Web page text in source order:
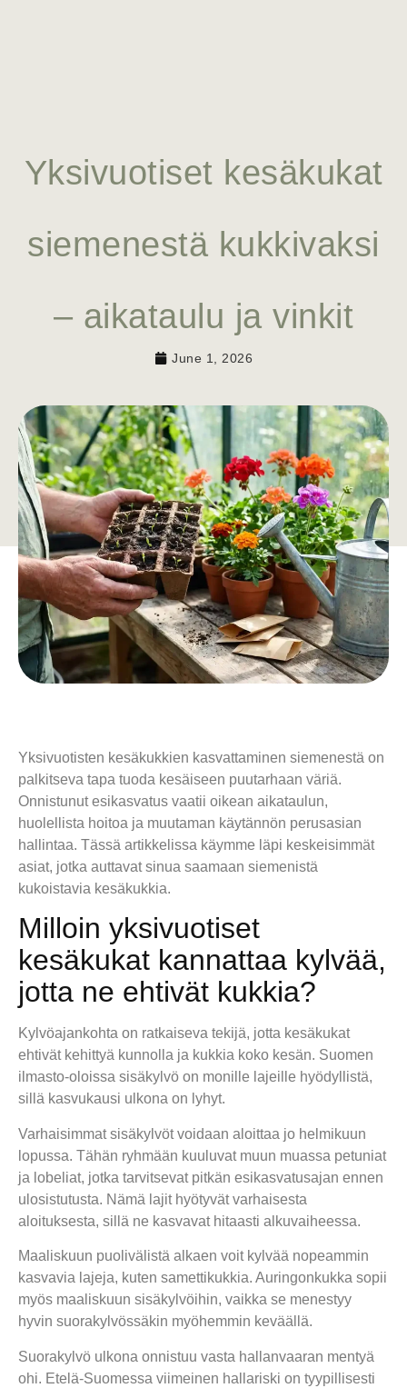
Yksivuotiset kesäkukat
siemenestä kukkivaksi
– aikataulu ja vinkit
June 1, 2026
Yksivuotisten kesäkukkien kasvattaminen siemenestä on
palkitseva tapa tuoda kesäiseen puutarhaan väriä.
Onnistunut esikasvatus vaatii oikean aikataulun,
huolellista hoitoa ja muutaman käytännön perusasian
hallintaa. Tässä artikkelissa käymme läpi keskeisimmät
asiat, jotka auttavat sinua saamaan siemenistä
kukoistavia kesäkukkia.
Milloin yksivuotiset
kesäkukat kannattaa kylvää,
jotta ne ehtivät kukkia?
Kylvöajankohta on ratkaiseva tekijä, jotta kesäkukat
ehtivät kehittyä kunnolla ja kukkia koko kesän. Suomen
ilmasto-oloissa sisäkylvö on monille lajeille hyödyllistä,
sillä kasvukausi ulkona on lyhyt.
Varhaisimmat sisäkylvöt voidaan aloittaa jo helmikuun
lopussa. Tähän ryhmään kuuluvat muun muassa petuniat
ja lobeliat, jotka tarvitsevat pitkän esikasvatusajan ennen
ulosistutusta. Nämä lajit hyötyvät varhaisesta
aloituksesta, sillä ne kasvavat hitaasti alkuvaiheessa.
Maaliskuun puolivälistä alkaen voit kylvää nopeammin
kasvavia lajeja, kuten samettikukkia. Auringonkukka sopii
myös maaliskuun sisäkylvöihin, vaikka se menestyy
hyvin suorakylvössäkin myöhemmin keväällä.
Suorakylvö ulkona onnistuu vasta hallanvaaran mentyä
ohi. Etelä-Suomessa viimeinen hallariski on tyypillisesti